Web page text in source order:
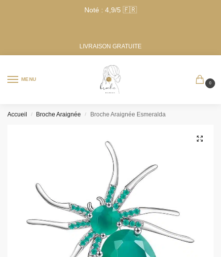
Noté : 4,9/5 🇫🇷
LIVRAISON GRATUITE
MENU
0
Accueil / Broche Araignée / Broche Araignée Esmeralda